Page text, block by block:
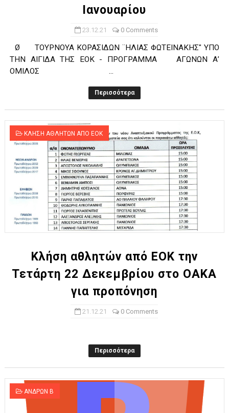
Ιανουαρίου
23.12.21 0 Comments
Ø ΤΟΥΡΝΟΥΑ ΚΟΡΑΣΙΔΩΝ ¨ΗΛΙΑΣ ΦΩΤΕΙΝΑΚΗΣ" ΥΠΟ
ΤΗΝ ΑΙΓΙΔΑ ΤΗΣ ΕΟΚ - ΠΡΟΓΡΑΜΜΑ ΑΓΩΝΩΝ Α’
ΟΜΙΛΟΣ ...
Περισσότερα
ΚΛΗΣΗ ΑΘΛΗΤΩΝ ΑΠΟ ΕΟΚ
Κλήση αθλητών από ΕΟΚ την
Τετάρτη 22 Δεκεμβρίου στο ΟΑΚΑ
για προπόνηση
21.12.21 0 Comments
Περισσότερα
ΑΝΔΡΩΝ Β